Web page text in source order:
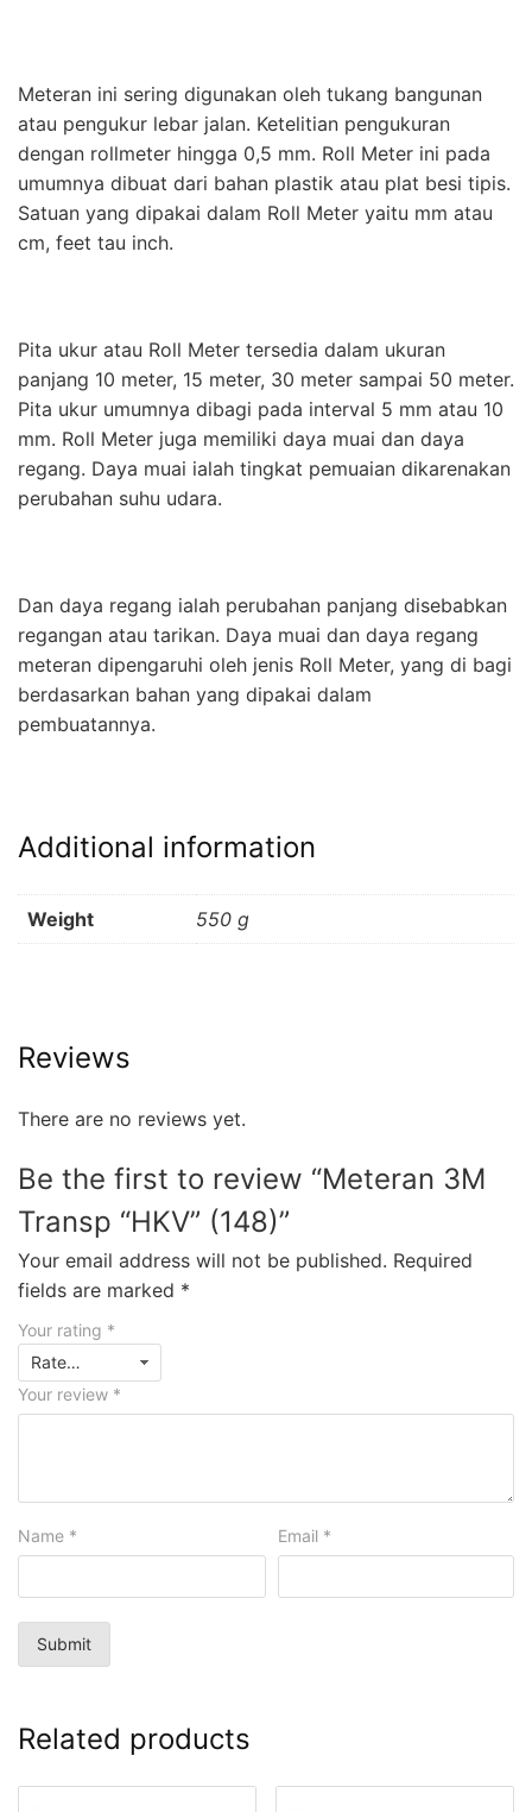
Meteran ini sering digunakan oleh tukang bangunan
atau pengukur lebar jalan. Ketelitian pengukuran
dengan rollmeter hingga 0,5 mm. Roll Meter ini pada
umumnya dibuat dari bahan plastik atau plat besi tipis.
Satuan yang dipakai dalam Roll Meter yaitu mm atau
cm, feet tau inch.
Pita ukur atau Roll Meter tersedia dalam ukuran
panjang 10 meter, 15 meter, 30 meter sampai 50 meter.
Pita ukur umumnya dibagi pada interval 5 mm atau 10
mm. Roll Meter juga memiliki daya muai dan daya
regang. Daya muai ialah tingkat pemuaian dikarenakan
perubahan suhu udara.
Dan daya regang ialah perubahan panjang disebabkan
regangan atau tarikan. Daya muai dan daya regang
meteran dipengaruhi oleh jenis Roll Meter, yang di bagi
berdasarkan bahan yang dipakai dalam
pembuatannya.
Additional information
Weight 550 g
Reviews
There are no reviews yet.
Be the first to review “Meteran 3M
Transp “HKV” (148)”
Your email address will not be published. Required
fields are marked *
Your rating *
Your review *
Name * Email *
Related products